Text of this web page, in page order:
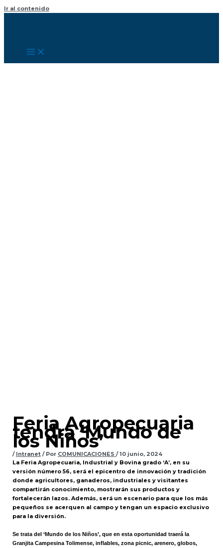
Ir al contenido
Feria Agropecuaria
tendrá ‘Mundo de
los Niños’
/ Intranet/ Por COMUNICACIONES /10 junio, 2024
La Feria Agropecuaria, Industrial y Bovina grado ‘A’, en su
versión número 56, será el epicentro de innovación y tradición
donde agricultores, ganaderos, industriales y visitantes
compartirán conocimiento, mostrarán sus productos y
fortalecerán lazos. Además, será un escenario para que los más
pequeños se acerquen al campo y tengan un espacio exclusivo
para la diversión.
Se trata del ‘Mundo de los Niños’, que en esta oportunidad traerá la
Granjita Campesina Tolimense, inflables, zona picnic, arenero, globos,